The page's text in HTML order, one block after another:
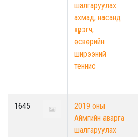
шалгаруулах
ахмад, насанд
хүрэгч,
өсвөрийн
ширээний
теннис
1645
2019 оны
Аймгийн аварга
шалгаруулах